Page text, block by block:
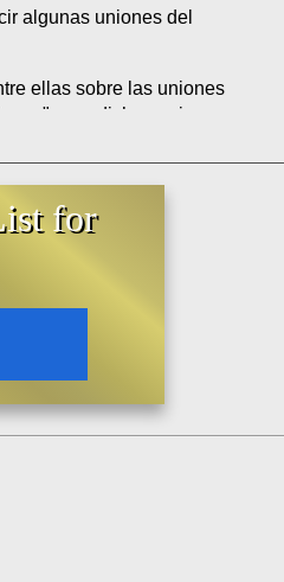
algunas uniones del
ellas sobre las uniones
para dichas uniones.
decidir caso por caso si
formas de bendición,
concepción
se está
mejor, una
y a las "bendiciones"
miente.
for